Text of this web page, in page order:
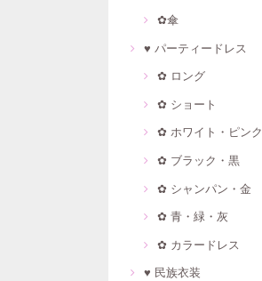
✿傘
♥ パーティードレス
✿ ロング
✿ ショート
✿ ホワイト・ピンク
✿ ブラック・黒
✿ シャンパン・金
✿ 青・緑・灰
✿ カラードレス
♥ 民族衣装